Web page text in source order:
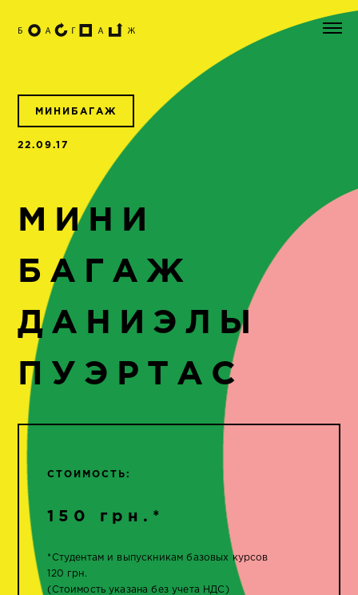
МИНИБАГАЖ
22.09.17
МИНИ
БАГАЖ
ДАНИЭЛЫ
ПУЭРТАС
СТОИМОСТЬ:
150 грн.*
*Студентам и выпускникам базовых курсов
120 грн.
(Стоимость указана без учета НДС)